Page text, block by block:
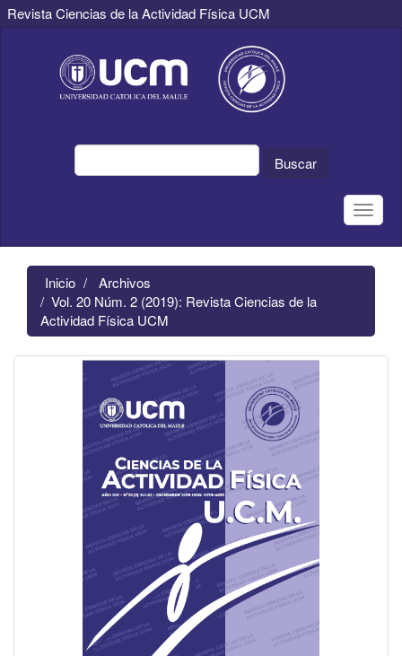
Revista Ciencias de la Actividad Física UCM
principal
Contenido
principal
Buscar
Toggle
Inicio
Archivos
Vol. 20 Núm. 2 (2019): Revista Ciencias de la
Actividad Física UCM